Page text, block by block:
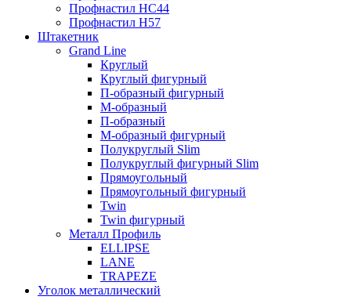
Профнастил НС44
Профнастил Н57
Штакетник
Grand Line
Круглый
Круглый фигурный
П-образный фигурный
М-образный
П-образный
М-образный фигурный
Полукруглый Slim
Полукруглый фигурный Slim
Прямоугольный
Прямоугольный фигурный
Twin
Twin фигурный
Металл Профиль
ELLIPSE
LАNE
TRAPEZE
Уголок металлический